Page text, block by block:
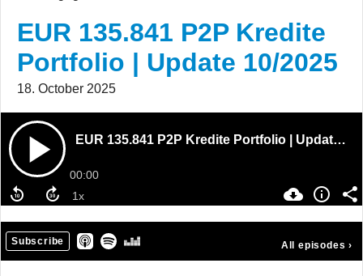
EUR 135.841 P2P Kredite
Portfolio | Update 10/2025
18. October 2025
EUR 135.841 P2P Kredite Portfolio | Update 10/2025
00:00
Subscribe All episodes ›